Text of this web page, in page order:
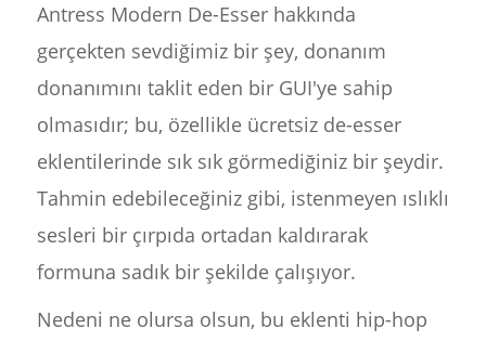
Antress Modern De-Esser hakkında
gerçekten sevdiğimiz bir şey, donanım
donanımını taklit eden bir GUI'ye sahip
olmasıdır; bu, özellikle ücretsiz de-esser
eklentilerinde sık sık görmediğiniz bir şeydir.
Tahmin edebileceğiniz gibi, istenmeyen ıslıklı
sesleri bir çırpıda ortadan kaldırarak
formuna sadık bir şekilde çalışıyor.
Nedeni ne olursa olsun, bu eklenti hip-hop